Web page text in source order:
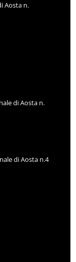
Aosta n.
di Aosta n.
di Aosta n.4